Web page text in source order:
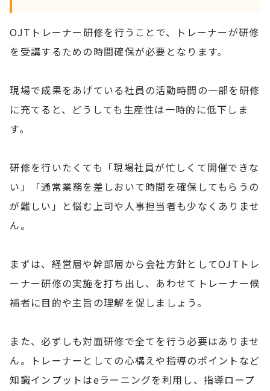
OJTトレーナー研修を行うことで、トレーナーが研修
を受講するための時間確保が必要となります。
現場で成果をあげている社員の活動時間の一部を研修
に充てると、どうしても生産性は一時的に低下しま
す。
研修を行いたくても「現場社員が忙しくて開催できな
い」「通常業務を差しおいて時間を確保してもらうの
が難しい」と悩む上司や人事担当者も少なくありませ
ん。
まずは、経営層や幹部層から会社方針としてOJTトレ
ーナー研修の実施を打ち出し、あわせてトレーナー候
補者に目的や主旨の理解を促しましょう。
また、必ずしも対面研修で全てを行う必要はありませ
ん。トレーナーとしての心構えや指導のポイントなど
知識インプットはeラーニングを利用し、指導ロープ